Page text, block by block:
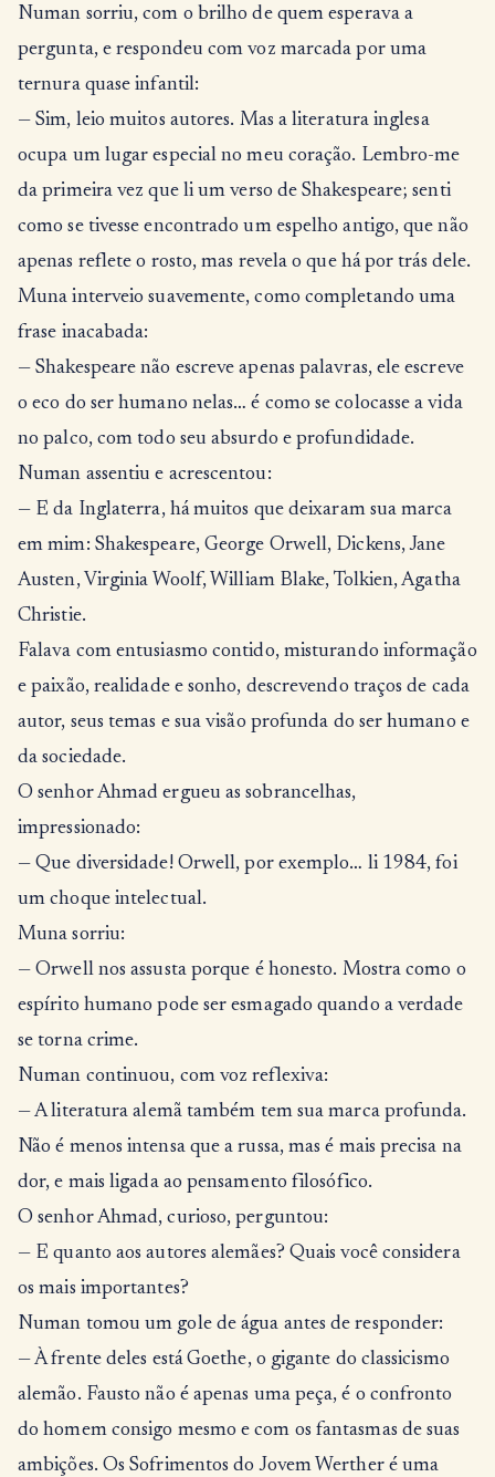
Numan sorriu, com o brilho de quem esperava a
pergunta, e respondeu com voz marcada por uma
ternura quase infantil:
— Sim, leio muitos autores. Mas a literatura inglesa
ocupa um lugar especial no meu coração. Lembro-me
da primeira vez que li um verso de Shakespeare; senti
como se tivesse encontrado um espelho antigo, que não
apenas reflete o rosto, mas revela o que há por trás dele.
Muna interveio suavemente, como completando uma
frase inacabada:
— Shakespeare não escreve apenas palavras, ele escreve
o eco do ser humano nelas… é como se colocasse a vida
no palco, com todo seu absurdo e profundidade.
Numan assentiu e acrescentou:
— E da Inglaterra, há muitos que deixaram sua marca
em mim: Shakespeare, George Orwell, Dickens, Jane
Austen, Virginia Woolf, William Blake, Tolkien, Agatha
Christie.
Falava com entusiasmo contido, misturando informação
e paixão, realidade e sonho, descrevendo traços de cada
autor, seus temas e sua visão profunda do ser humano e
da sociedade.
O senhor Ahmad ergueu as sobrancelhas,
impressionado:
— Que diversidade! Orwell, por exemplo… li 1984, foi
um choque intelectual.
Muna sorriu:
— Orwell nos assusta porque é honesto. Mostra como o
espírito humano pode ser esmagado quando a verdade
se torna crime.
Numan continuou, com voz reflexiva:
— A literatura alemã também tem sua marca profunda.
Não é menos intensa que a russa, mas é mais precisa na
dor, e mais ligada ao pensamento filosófico.
O senhor Ahmad, curioso, perguntou:
— E quanto aos autores alemães? Quais você considera
os mais importantes?
Numan tomou um gole de água antes de responder:
— À frente deles está Goethe, o gigante do classicismo
alemão. Fausto não é apenas uma peça, é o confronto
do homem consigo mesmo e com os fantasmas de suas
ambições. Os Sofrimentos do Jovem Werther é uma